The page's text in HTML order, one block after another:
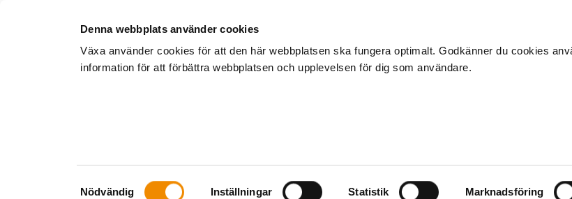
Denna webbplats använder cookies
Växa använder cookies för att den här webbplatsen ska fungera optimalt. Godkänner du cookies
information för att förbättra webbplatsen och upplevelsen för dig som användare.
Samtyckesval
Nödvändig Inställningar Statistik Marknadsföring